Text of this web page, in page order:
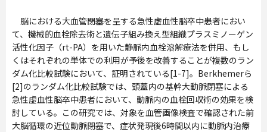
脳における大血管閉塞を呈する急性虚血性脳卒中患者におい
て、機械的血栓除去術と遺伝子組み換え型組織プラスミノーゲン
活性化因子（rt-PA）を用いた静脈内血栓溶解療法を併用、もし
くはそれぞれの単体での利用が予後を改善することが複数のラン
ダム化比較試験において、証明されている[1-7]。Berkhemerら
[2]のランダム化比較試験では、頭蓋内の基幹大動脈閉塞による
急性虚血性脳卒中患者において、動脈内の血栓回収術の効果を検
討している。この研究では、対象を血管画像検査で確認された前
大脳循環の近位動脈閉塞で、症状発現後6時間以内に動脈内治療